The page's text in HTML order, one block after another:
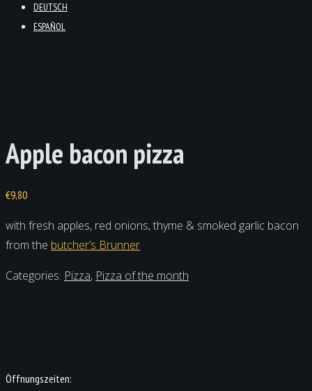
DEUTSCH
ESPAÑOL
Apple bacon pizza
€9,80
with fresh apples, red onions, thyme & smoked garlic bacon
from the butcher’s Brunner
Categories: Pizza, Pizza of the month
Öffnungszeiten: